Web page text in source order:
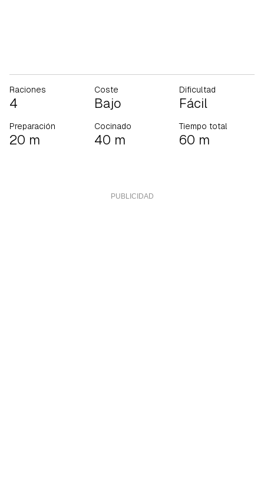
Raciones
4
Coste
Bajo
Dificultad
Fácil
Preparación
20 m
Cocinado
40 m
Tiempo total
60 m